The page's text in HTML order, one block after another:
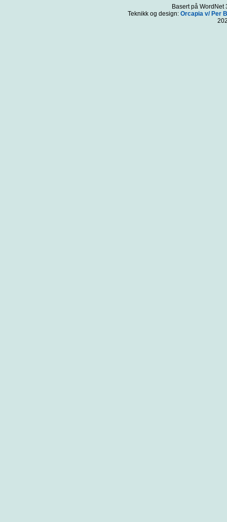
Basert på
Teknikk og design: Orcapia v/ Per